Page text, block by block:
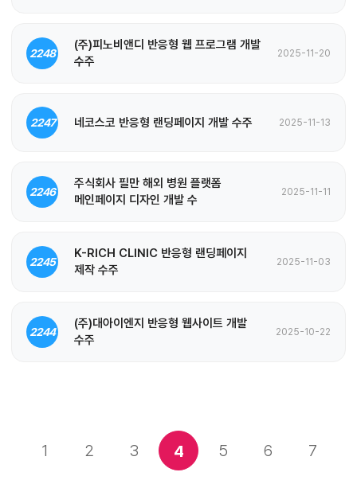
2248
(주)피노비앤디 반응형 웹 프로그램 개발
수주
2025-11-20
2247 네코스코 반응형 랜딩페이지 개발 수주 2025-11-13
2246
주식회사 필만 해외 병원 플랫폼
메인페이지 디자인 개발 수
2025-11-11
2245
K-RICH CLINIC 반응형 랜딩페이지
제작 수주
2025-11-03
2244
(주)대아이엔지 반응형 웹사이트 개발
수주
2025-10-22
1 2 3 4 5 6 7